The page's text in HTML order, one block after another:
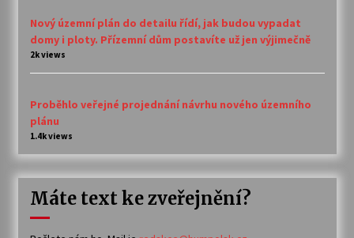
Nový územní plán do detailu řídí, jak budou vypadat
domy i ploty. Přízemní dům postavíte už jen výjimečně
2k views
Proběhlo veřejné projednání návrhu nového územního
plánu
1.4k views
Máte text ke zveřejnění?